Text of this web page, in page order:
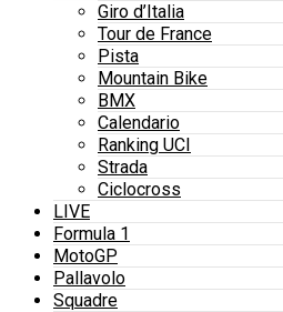
Giro d’Italia
Tour de France
Pista
Mountain Bike
BMX
Calendario
Ranking UCI
Strada
Ciclocross
LIVE
Formula 1
MotoGP
Pallavolo
Squadre